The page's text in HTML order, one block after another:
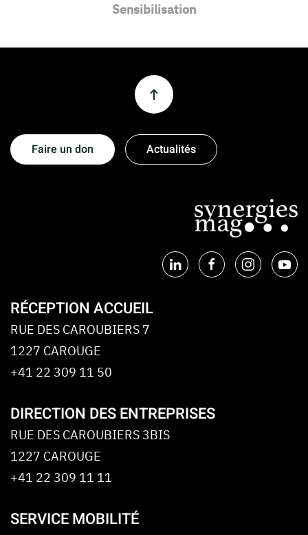
Sensibilisation
Faire un don Actualités
RÉCEPTION ACCUEIL
RUE DES CAROUBIERS 7
1227 CAROUGE
+41 22 309 11 50
DIRECTION DES ENTREPRISES
RUE DES CAROUBIERS 3BIS
1227 CAROUGE
+41 22 309 11 11
SERVICE MOBILITÉ